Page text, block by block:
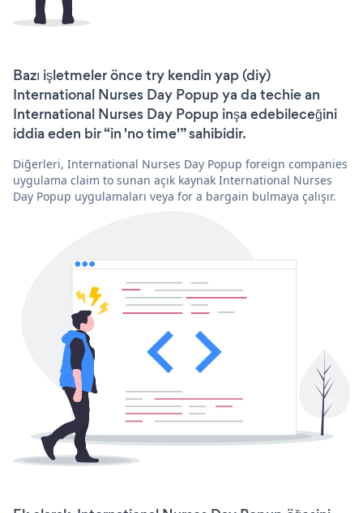
Bazı işletmeler önce try kendin yap (diy)
International Nurses Day Popup ya da techie an
International Nurses Day Popup inşa edebileceğini
iddia eden bir “in 'no time'” sahibidir.
Diğerleri, International Nurses Day Popup foreign companies
uygulama claim to sunan açık kaynak International Nurses
Day Popup uygulamaları veya for a bargain bulmaya çalışır.